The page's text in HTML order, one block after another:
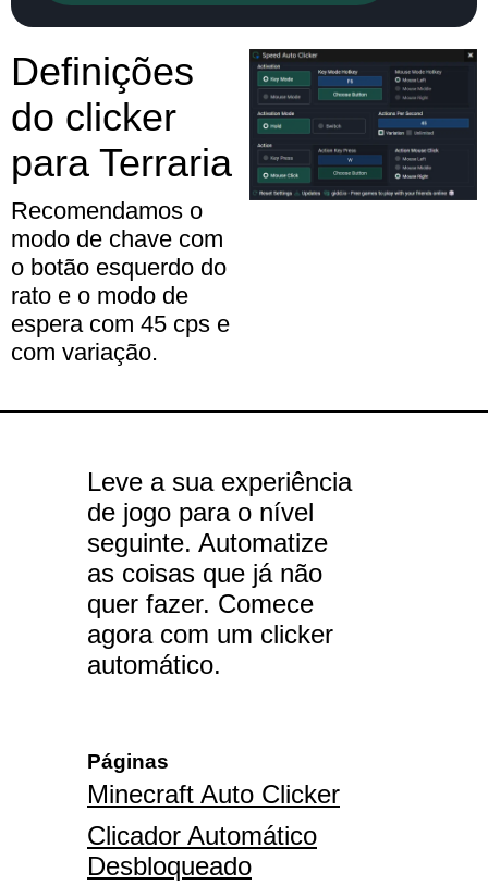
Definições
do clicker
para Terraria
Recomendamos o
modo de chave com
o botão esquerdo do
rato e o modo de
espera com 45 cps e
com variação.
Leve a sua experiência
de jogo para o nível
seguinte. Automatize
as coisas que já não
quer fazer. Comece
agora com um clicker
automático.
Páginas
Minecraft Auto Clicker
Clicador Automático
Desbloqueado